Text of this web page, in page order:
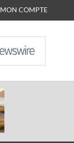
MON COMPTE